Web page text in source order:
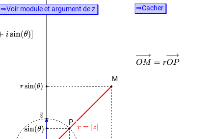
M
P
⇒Voir module et argument dez ⇒Cacher